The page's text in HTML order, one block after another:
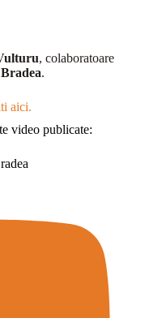
, colaboratoare
.
aici.
video publicate: